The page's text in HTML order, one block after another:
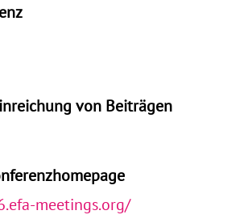
von Beiträgen
meetings.org/